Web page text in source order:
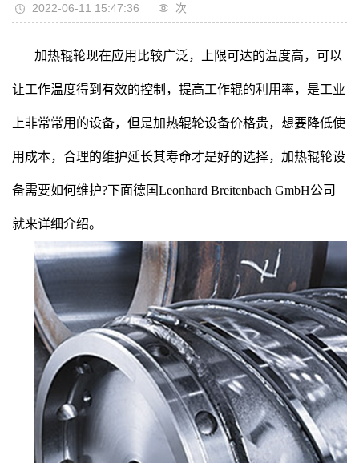
2022-06-11 15:47:36 次
加热辊轮现在应用比较广泛，上限可达的温度高，可以
让工作温度得到有效的控制，提高工作辊的利用率，是工业
上非常常用的设备，但是加热辊轮设备价格贵，想要降低使
用成本，合理的维护延长其寿命才是好的选择，加热辊轮设
备需要如何维护?下面德国Leonhard Breitenbach GmbH公司
就来详细介绍。